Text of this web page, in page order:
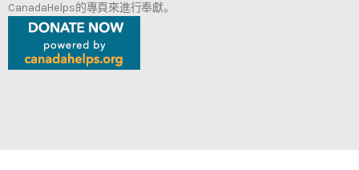
CanadaHelps的專頁來進行奉獻。